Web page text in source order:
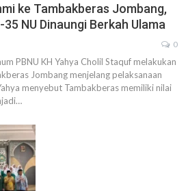
ke Tambakberas Jombang,
NU Dinaungi Berkah Ulama
0
PBNU KH Yahya Cholil Staquf melakukan
Jombang menjelang pelaksanaan
menyebut Tambakberas memiliki nilai